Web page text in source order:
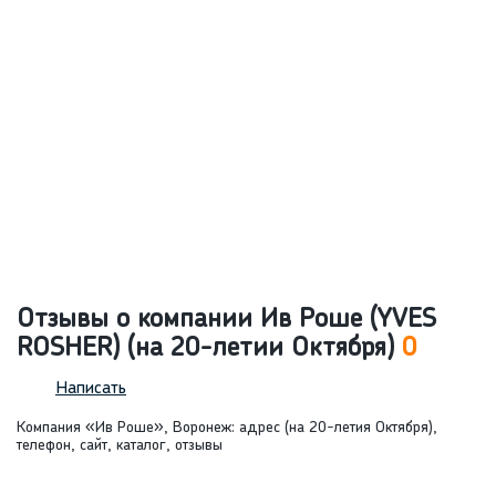
Отзывы о компании Ив Роше (YVES
ROSHER) (на 20-летии Октября) 0
Написать
Компания «Ив Роше», Воронеж: адрес (на 20-летия Октября),
телефон, сайт, каталог, отзывы